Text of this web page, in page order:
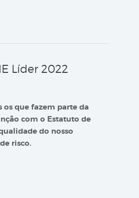
Líder 2022
os que fazem parte da
com o Estatuto de
do nosso
risco.